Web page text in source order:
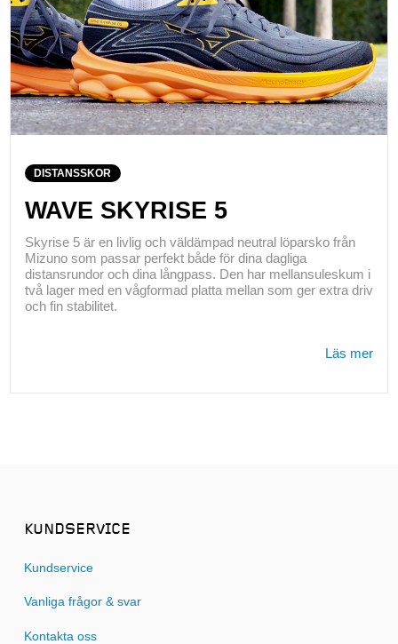
DISTANSSKOR
WAVE SKYRISE 5
Skyrise 5 är en livlig och väldämpad neutral löparsko från
Mizuno som passar perfekt både för dina dagliga
distansrundor och dina långpass. Den har mellansuleskum i
två lager med en vågformad platta mellan som ger extra driv
och fin stabilitet.
Läs mer
KUNDSERVICE
Kundservice
Vanliga frågor & svar
Kontakta oss